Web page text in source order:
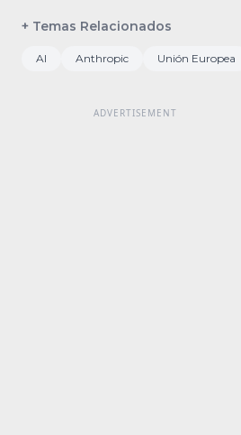
+ Temas Relacionados
AI Anthropic Unión Europea